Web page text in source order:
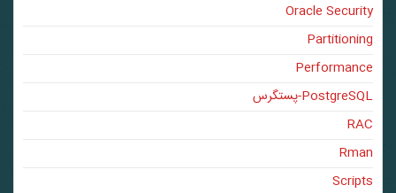
Oracle Security
Partitioning
Performance
PostgreSQL-پستگرس
RAC
Rman
Scripts